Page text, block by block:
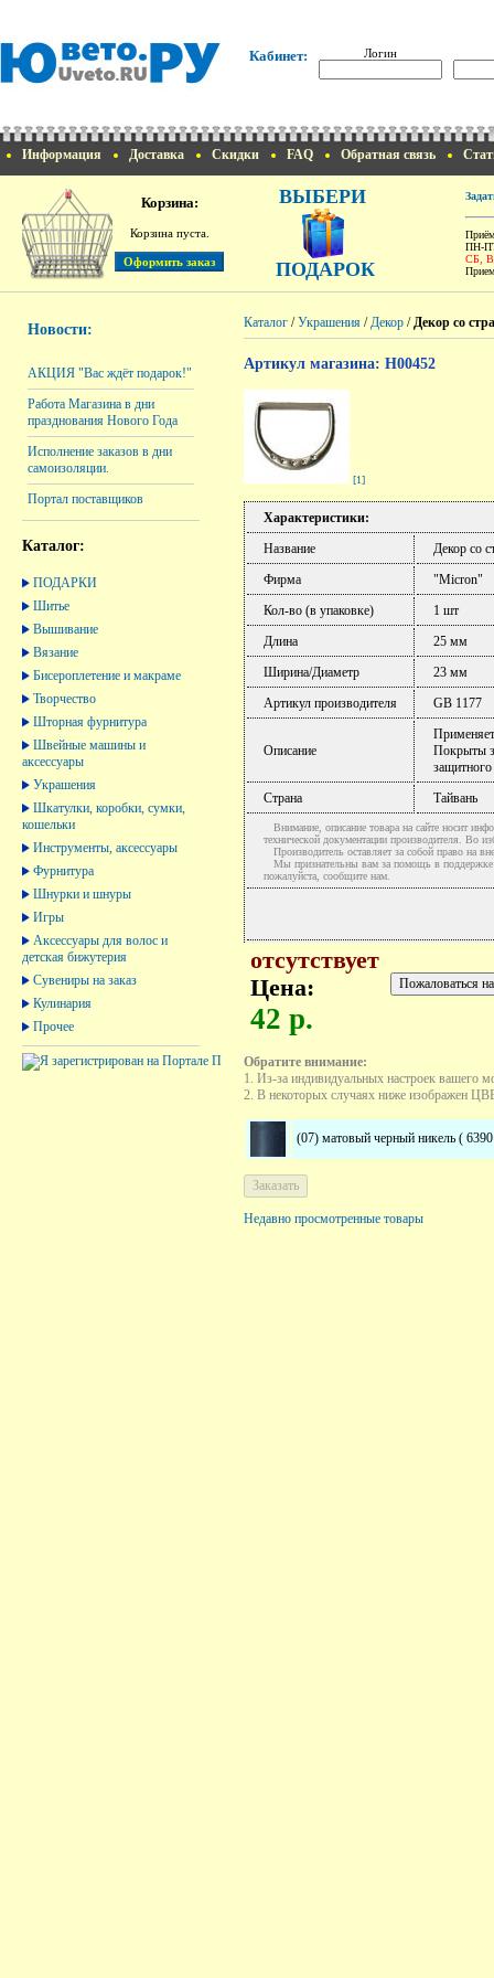
Кабинет: Логин
Информация Доставка Скидки FAQ Обратная связь
Корзина:
Корзина пуста.
ВЫБЕРИ
ПОДАРОК
ПН-
СБ,
Новости:
АКЦИЯ "Вас ждёт подарок!"
Работа Магазина в дни
празднования Нового Года
Исполнение заказов в дни
самоизоляции.
Портал поставщиков
Каталог:
ПОДАРКИ
Шитье
Вышивание
Вязание
Бисероплетение и макраме
Творчество
Шторная фурнитура
Швейные машины и
аксессуары
Украшения
Шкатулки, коробки, сумки,
кошельки
Инструменты, аксессуары
Фурнитура
Шнурки и шнуры
Игры
Аксессуары для волос и
детская бижутерия
Сувениры на заказ
Кулинария
Прочее
Каталог /Украшения /Декор /Декор со
Артикул магазина: H00452
[1]
Характеристики:
Название
Декор со
Фирма
"Micron"
Кол-во (в упаковке)
1 шт
Длина
25 мм
Ширина/Диаметр
23 мм
Артикул производителя
GB 1177
Описание
Покрыты
Страна
Тайвань
Внимание, описание товара на сайте носит
технической документации производителя. Во
Производитель оставляет за собой право на
Мы признательны вам за помощь в поддержке
пожалуйста, сообщите нам.
отсутствует
Цена:
42 р.
Обратите внимание:
1. Из-за индивидуальных настроек вашего
2. В некоторых случаях ниже изображен
(07) матовый черный никель (
Недавно просмотренные товары